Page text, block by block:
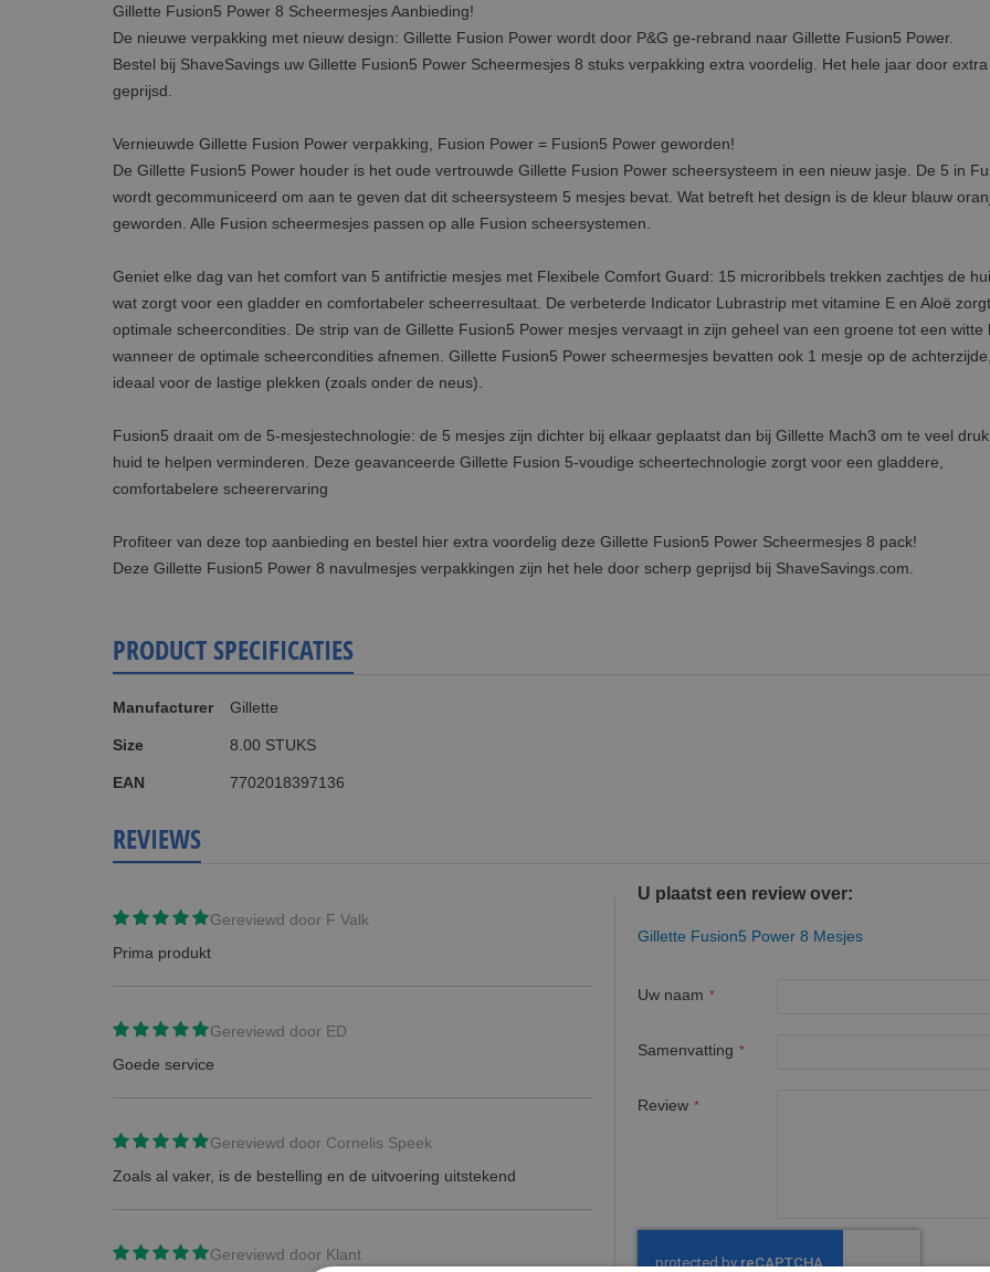
Gillette Fusion5 Power 8 Scheermesjes Aanbieding!
De nieuwe verpakking met nieuw design: Gillette Fusion Power wordt door P&G ge-rebrand naar Gillette Fusion5 Power.
Bestel bij ShaveSavings uw Gillette Fusion5 Power Scheermesjes 8 stuks verpakking extra voordelig. Het hele jaar door
geprijsd.
Vernieuwde Gillette Fusion Power verpakking, Fusion Power = Fusion5 Power geworden!
De Gillette Fusion5 Power houder is het oude vertrouwde Gillette Fusion Power scheersysteem in een nieuw jasje. De 5 in
wordt gecommuniceerd om aan te geven dat dit scheersysteem 5 mesjes bevat. Wat betreft het design is de kleur blauw
geworden. Alle Fusion scheermesjes passen op alle Fusion scheersystemen.
Geniet elke dag van het comfort van 5 antifrictie mesjes met Flexibele Comfort Guard: 15 microribbels trekken zachtjes de
wat zorgt voor een gladder en comfortabeler scheerresultaat. De verbeterde Indicator Lubrastrip met vitamine E en Aloë
optimale scheercondities. De strip van de Gillette Fusion5 Power mesjes vervaagt in zijn geheel van een groene tot een witte
wanneer de optimale scheercondities afnemen. Gillette Fusion5 Power scheermesjes bevatten ook 1 mesje op de
ideaal voor de lastige plekken (zoals onder de neus).
Fusion5 draait om de 5-mesjestechnologie: de 5 mesjes zijn dichter bij elkaar geplaatst dan bij Gillette Mach3 om te veel
huid te helpen verminderen. Deze geavanceerde Gillette Fusion 5-voudige scheertechnologie zorgt voor een gladdere,
comfortabelere scheerervaring
Profiteer van deze top aanbieding en bestel hier extra voordelig deze Gillette Fusion5 Power Scheermesjes 8 pack!
Deze Gillette Fusion5 Power 8 navulmesjes verpakkingen zijn het hele door scherp geprijsd bij ShaveSavings.com.
PRODUCT SPECIFICATIES
informatie
Manufacturer Gillette
Size 8.00 STUKS
EAN 7702018397136
REVIEWS
Gereviewd door F Valk
Prima produkt
Gereviewd door ED
Goede service
Gereviewd door Cornelis Speek
Zoals al vaker, is de bestelling en de uitvoering uitstekend
Gereviewd door Klant
U plaatst een review over:
Gillette Fusion5 Power 8 Mesjes
Uw naam
Samenvatting
Review